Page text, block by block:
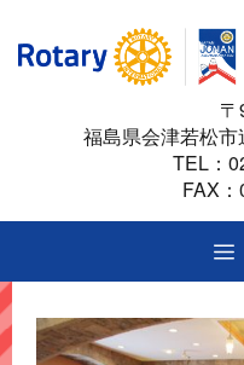
ス
ッ
プ
福島県会津若松
TEL：
FAX